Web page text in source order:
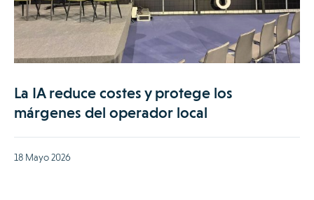
La IA reduce costes y protege los
márgenes del operador local
18 Mayo 2026